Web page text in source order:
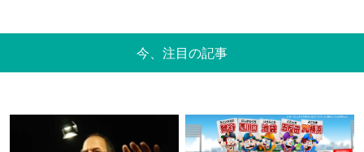
今、注目の記事